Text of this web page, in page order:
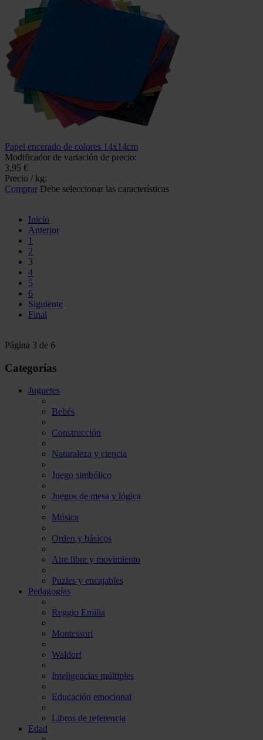
Papel encerado de colores 14x14cm
Modificador de variación de precio:
3,95 €
Precio / kg:
Comprar Debe seleccionar las características
Inicio
Anterior
1
2
3
4
5
6
Siguiente
Final
Página 3 de 6
Categorías
Juguetes
Bebés
Construcción
Naturaleza y ciencia
Juego simbólico
Juegos de mesa y lógica
Música
Orden y básicos
Aire libre y movimiento
Puzles y encajables
Pedagogías
Reggio Emilia
Montessori
Waldorf
Inteligencias múltiples
Educación emocional
Libros de referencia
Edad